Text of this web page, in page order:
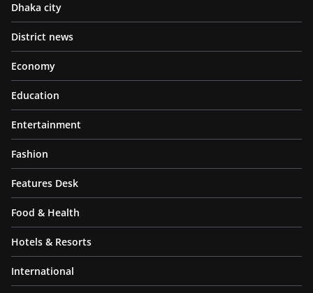
Dhaka city
District news
Economy
Education
Entertainment
Fashion
Features Desk
Food & Health
Hotels & Resorts
International